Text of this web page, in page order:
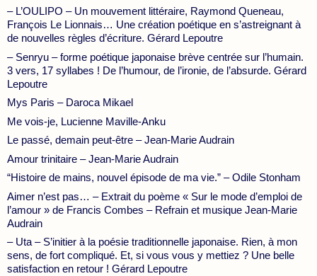
– L’OULIPO – Un mouvement littéraire, Raymond Queneau,
François Le Lionnais… Une création poétique en s’astreignant à
de nouvelles règles d’écriture. Gérard Lepoutre
– Senryu – forme poétique japonaise brève centrée sur l’humain.
3 vers, 17 syllabes ! De l’humour, de l’ironie, de l’absurde. Gérard
Lepoutre
Mys Paris – Daroca Mikael
Me vois-je, Lucienne Maville-Anku
Le passé, demain peut-être – Jean-Marie Audrain
Amour trinitaire – Jean-Marie Audrain
“Histoire de mains, nouvel épisode de ma vie.” – Odile Stonham
Aimer n’est pas… – Extrait du poème « Sur le mode d’emploi de
l’amour » de Francis Combes – Refrain et musique Jean-Marie
Audrain
– Uta – S’initier à la poésie traditionnelle japonaise. Rien, à mon
sens, de fort compliqué. Et, si vous vous y mettiez ? Une belle
satisfaction en retour ! Gérard Lepoutre